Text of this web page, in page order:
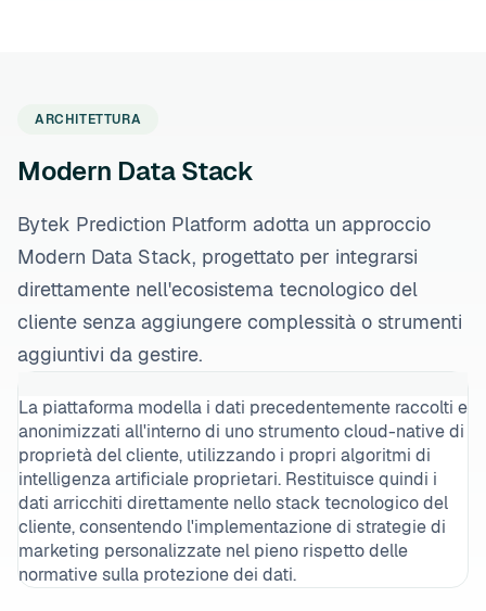
ARCHITETTURA
Modern Data Stack
Bytek Prediction Platform adotta un approccio
Modern Data Stack, progettato per integrarsi
direttamente nell'ecosistema tecnologico del
cliente senza aggiungere complessità o strumenti
aggiuntivi da gestire.
La piattaforma modella i dati precedentemente raccolti e
anonimizzati all'interno di uno strumento cloud-native di
proprietà del cliente, utilizzando i propri algoritmi di
intelligenza artificiale proprietari. Restituisce quindi i
dati arricchiti direttamente nello stack tecnologico del
cliente, consentendo l'implementazione di strategie di
marketing personalizzate nel pieno rispetto delle
normative sulla protezione dei dati.